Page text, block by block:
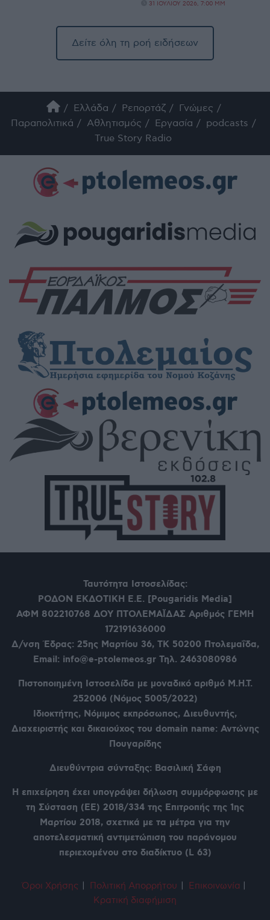
31 ΙΟΥΛΊΟΥ 2026, 7:00 ΜΜ
Δείτε όλη τη ροή ειδήσεων
Ελλάδα Ρεπορτάζ
Γνώμες
Παραπολιτικά
Αθλητισμός Εργασία
podcasts
True Story Radio
Ταυτότητα Ιστοσελίδας:
ΡΟΔΟΝ ΕΚΔΟΤΙΚΗ Ε.Ε. [Pougaridis Media]
ΑΦΜ 802210768 ΔΟΥ ΠΤΟΛΕΜΑΪΔΑΣ Αριθμός ΓΕΜΗ
172191636000
Δ/νση Έδρας: 25ης Μαρτίου 36, ΤΚ 50200 Πτολεμαΐδα,
Email: info@e-ptolemeos.gr Τηλ. 2463080986
Πιστοποιημένη Ιστοσελίδα με μοναδικό αριθμό Μ.Η.Τ.
252006 (Νόμος 5005/2022)
Ιδιοκτήτης, Νόμιμος εκπρόσωπος, Διευθυντής,
Διαχειριστής και δικαιούχος του domain name: Αντώνης
Πουγαρίδης
Διευθύντρια σύνταξης: Βασιλική Σάφη
Η επιχείρηση έχει υπογράψει δήλωση συμμόρφωσης με
τη Σύσταση (ΕΕ) 2018/334 της Επιτροπής της 1ης
Μαρτίου 2018, σχετικά με τα μέτρα για την
αποτελεσματική αντιμετώπιση του παράνομου
περιεχομένου στο διαδίκτυο (L 63)
Όροι Χρήσης Πολιτική Απορρήτου Επικοινωνία
Κρατική διαφήμιση